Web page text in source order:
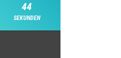
43
SEKUNDEN